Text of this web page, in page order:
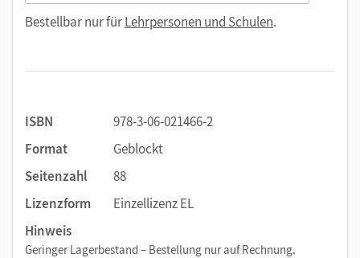
Bestellbar nur fürLehrpersonen und Schulen.
ISBN
978-3-06-021466-2
Format
Geblockt
Seitenzahl
88
Lizenzform
Einzellizenz EL
Hinweis
Geringer Lagerbestand – Bestellung nur auf Rechnung.